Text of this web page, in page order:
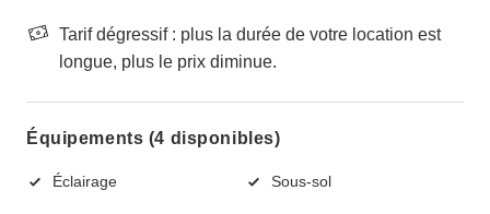
Tarif dégressif : plus la durée de votre location est
longue, plus le prix diminue.
Équipements (4 disponibles)
Éclairage Sous-sol